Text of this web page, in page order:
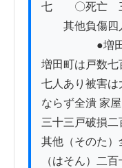
七　　〇死亡　
其他負傷四
●増田
増田町は戸数
七人あり被害は
ならず全潰 家
三十三戸破損
其他（そのた）
（はそん）二